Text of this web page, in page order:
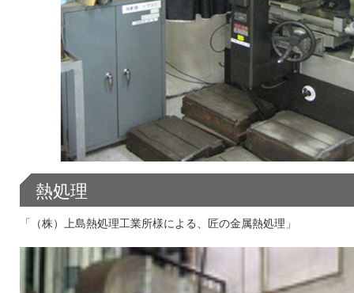
熱処理
「（株）上島熱処理工業所様による、匠の金属熱処理」